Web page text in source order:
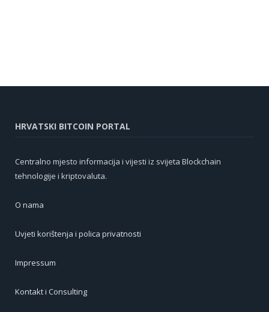
HRVATSKI BITCOIN PORTAL
Centralno mjesto informacija i vijesti iz svijeta Blockchain
tehnologije i kriptovaluta.
O nama
Uvjeti korištenja i polica privatnosti
Impressum
Kontakt i Consulting